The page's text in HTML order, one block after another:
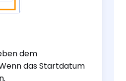
dem
das Startdatum